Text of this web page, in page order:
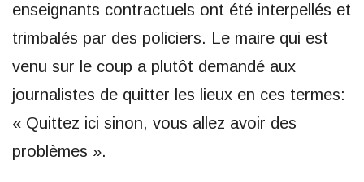
enseignants contractuels ont été interpellés et
trimbalés par des policiers. Le maire qui est
venu sur le coup a plutôt demandé aux
journalistes de quitter les lieux en ces termes:
« Quittez ici sinon, vous allez avoir des
problèmes ».